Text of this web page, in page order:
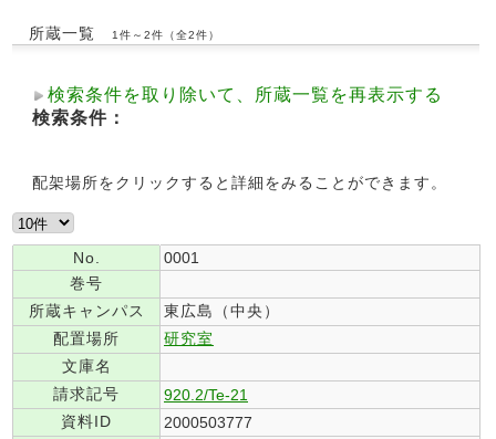
所蔵一覧 1件～2件（全2件）
検索条件を取り除いて、所蔵一覧を再表示する
検索条件：
配架場所をクリックすると詳細をみることができます。
No.
0001
巻号
所蔵キャンパス
東広島（中央）
配置場所
研究室
文庫名
請求記号
920.2/Te-21
資料ID
2000503777